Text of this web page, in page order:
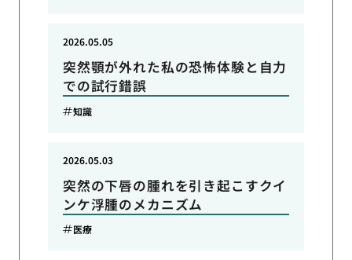
突然顎が外れた私の恐怖体験と自力
での試行錯誤
2026.05.05
知識
突然の下唇の腫れを引き起こすクイ
ンケ浮腫のメカニズム
2026.05.03
医療